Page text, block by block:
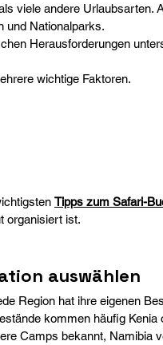
viele andere Urlaubsarten.
und Nationalparks.
Herausforderungen
wichtige Faktoren.
Tipps zum Safari-
organisiert ist.
auswählen
Region hat ihre eigenen
kommen häufig Kenia
Camps bekannt, Namibia